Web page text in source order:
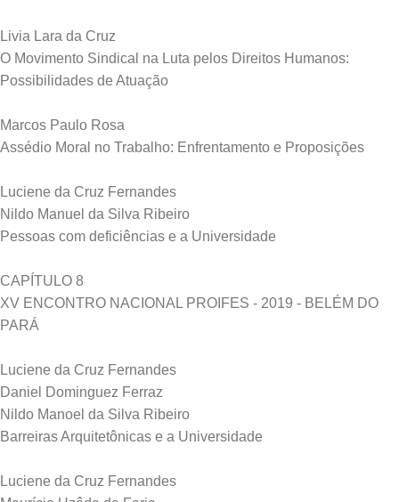
Livia Lara da Cruz
O Movimento Sindical na Luta pelos Direitos Humanos:
Possibilidades de Atuação
Marcos Paulo Rosa
Assédio Moral no Trabalho: Enfrentamento e Proposições
Luciene da Cruz Fernandes
Nildo Manuel da Silva Ribeiro
Pessoas com deficiências e a Universidade
CAPÍTULO 8
XV ENCONTRO NACIONAL PROIFES - 2019 - BELÉM DO
PARÁ
Luciene da Cruz Fernandes
Daniel Dominguez Ferraz
Nildo Manoel da Silva Ribeiro
Barreiras Arquitetônicas e a Universidade
Luciene da Cruz Fernandes